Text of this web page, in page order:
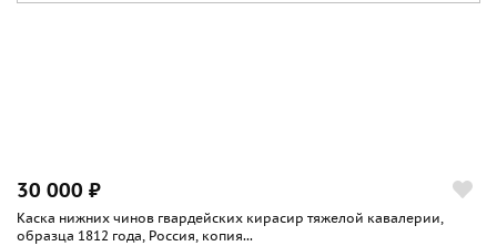
30 000 ₽
Каска нижних чинов гвардейских кирасир тяжелой кавалерии,
образца 1812 года, Россия, копия...